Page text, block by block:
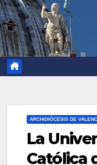
ARCHIDIÓCESIS DE
La
Católica